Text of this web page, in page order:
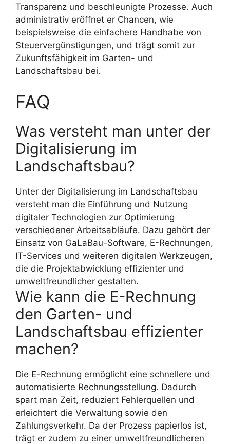
Transparenz und beschleunigte Prozesse. Auch
administrativ eröffnet er Chancen, wie
beispielsweise die einfachere Handhabe von
Steuervergünstigungen, und trägt somit zur
Zukunftsfähigkeit im Garten- und
Landschaftsbau bei.
FAQ
Was versteht man unter der
Digitalisierung im
Landschaftsbau?
Unter der Digitalisierung im Landschaftsbau
versteht man die Einführung und Nutzung
digitaler Technologien zur Optimierung
verschiedener Arbeitsabläufe. Dazu gehört der
Einsatz von GaLaBau-Software, E-Rechnungen,
IT-Services und weiteren digitalen Werkzeugen,
die die Projektabwicklung effizienter und
umweltfreundlicher gestalten.
Wie kann die E-Rechnung
den Garten- und
Landschaftsbau effizienter
machen?
Die E-Rechnung ermöglicht eine schnellere und
automatisierte Rechnungsstellung. Dadurch
spart man Zeit, reduziert Fehlerquellen und
erleichtert die Verwaltung sowie den
Zahlungsverkehr. Da der Prozess papierlos ist,
trägt er zudem zu einer umweltfreundlicheren